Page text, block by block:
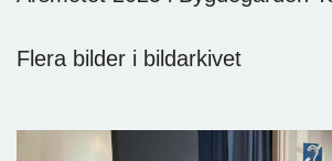
Flera bilder i bildarkivet